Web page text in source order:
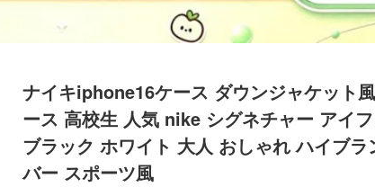
ナイキiphone16ケース ダウンジャケット
ース 高校生 人気 nike シグネチャー アイ
ブラック ホワイト 大人 おしゃれ ハイブ
バー スポーツ風